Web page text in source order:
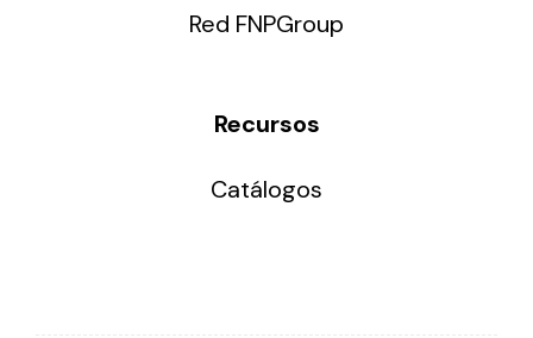
Red FNPGroup
Recursos
Catálogos